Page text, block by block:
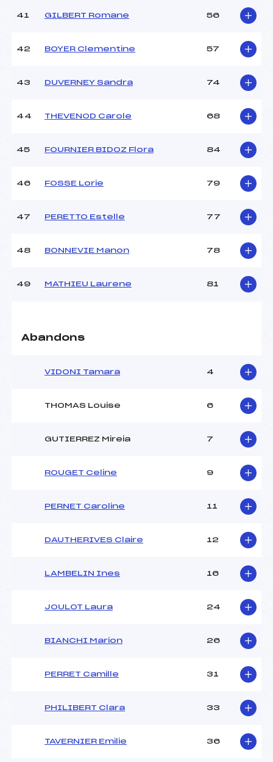
41 GILBERT Romane 56
42 BOYER Clementine 57
43 DUVERNEY Sandra 74
44 THEVENOD Carole 68
45 FOURNIER BIDOZ Flora 84
46 FOSSE Lorie 79
47 PERETTO Estelle 77
48 BONNEVIE Manon 78
49 MATHIEU Laurene 81
Abandons
VIDONI Tamara 4
THOMAS Louise 6
GUTIERREZ Mireia 7
ROUGET Celine 9
PERNET Caroline 11
DAUTHERIVES Claire 12
LAMBELIN Ines 16
JOULOT Laura 24
BIANCHI Marion 26
PERRET Camille 31
PHILIBERT Clara 33
TAVERNIER Emilie 36